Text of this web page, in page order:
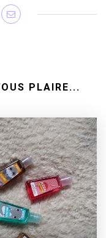
PLAIRE...